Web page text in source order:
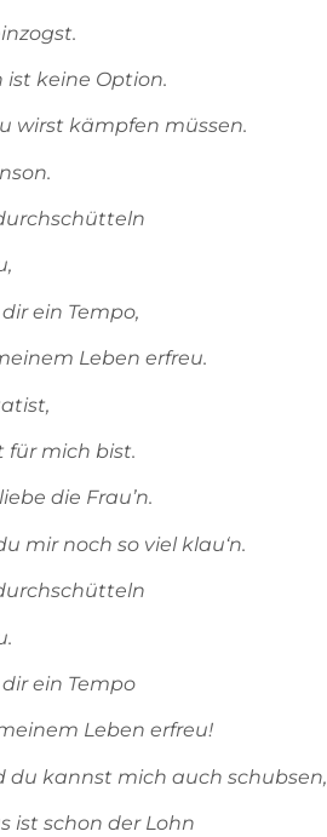
keine Option.
wirst kämpfen müssen.
ein Tempo,
Leben erfreu.
für mich bist.
die Frau’n.
mir noch so viel klau‘n.
ein Tempo
Leben erfreu!
du kannst mich auch schubsen,
ist schon der Lohn